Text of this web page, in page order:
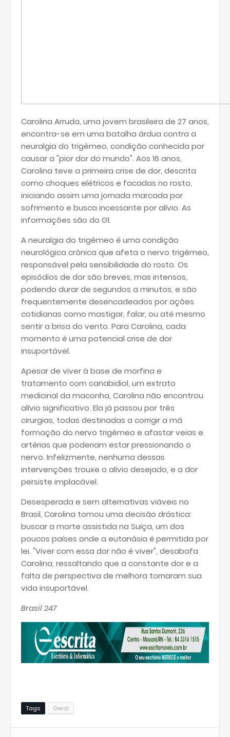
Carolina Arruda, uma jovem brasileira de 27 anos,
encontra-se em uma batalha árdua contra a
neuralgia do trigêmeo, condição conhecida por
causar a "pior dor do mundo". Aos 16 anos,
Carolina teve a primeira crise de dor, descrita
como choques elétricos e facadas no rosto,
iniciando assim uma jornada marcada por
sofrimento e busca incessante por alívio. As
informações são do G1.
A neuralgia do trigêmeo é uma condição
neurológica crônica que afeta o nervo trigêmeo,
responsável pela sensibilidade do rosto. Os
episódios de dor são breves, mas intensos,
podendo durar de segundos a minutos, e são
frequentemente desencadeados por ações
cotidianas como mastigar, falar, ou até mesmo
sentir a brisa do vento. Para Carolina, cada
momento é uma potencial crise de dor
insuportável.
Apesar de viver à base de morfina e
tratamento com canabidiol, um extrato
medicinal da maconha, Carolina não encontrou
alívio significativo. Ela já passou por três
cirurgias, todas destinadas a corrigir a má
formação do nervo trigêmeo e afastar veias e
artérias que poderiam estar pressionando o
nervo. Infelizmente, nenhuma dessas
intervenções trouxe o alívio desejado, e a dor
persiste implacável.
Desesperada e sem alternativas viáveis no
Brasil, Carolina tomou uma decisão drástica:
buscar a morte assistida na Suíça, um dos
poucos países onde a eutanásia é permitida por
lei. "Viver com essa dor não é viver", desabafa
Carolina, ressaltando que a constante dor e a
falta de perspectiva de melhora tornaram sua
vida insuportável.
Brasil 247
Tags Geral